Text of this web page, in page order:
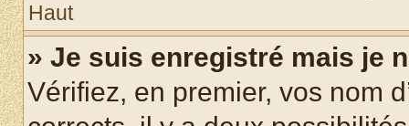
Haut
» Je suis enregistré mais je
Vérifiez, en premier, vos nom